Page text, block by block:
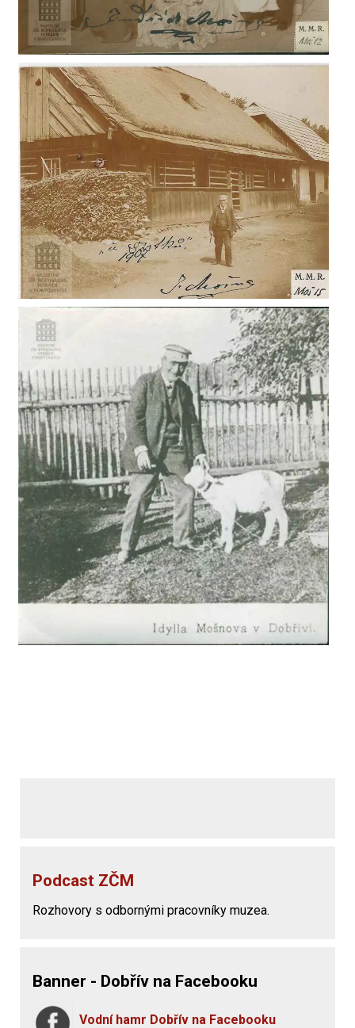
Podcast ZČM
Rozhovory s odbornými pracovníky muzea.
Banner - Dobřív na Facebooku
Vodní hamr Dobřív na Facebooku